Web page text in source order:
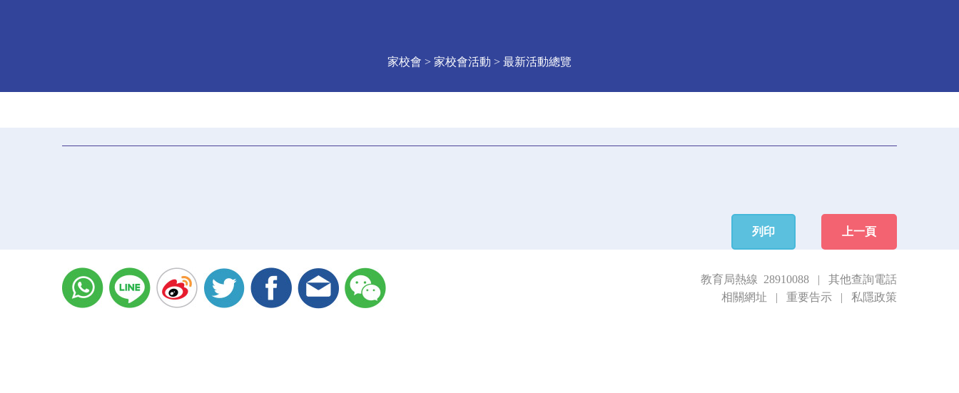
家校會 > 家校會活動 > 最新活動總覽
列印 上一頁
教育局熱線 28910088 | 其他查詢電話
相關網址 | 重要告示 | 私隱政策